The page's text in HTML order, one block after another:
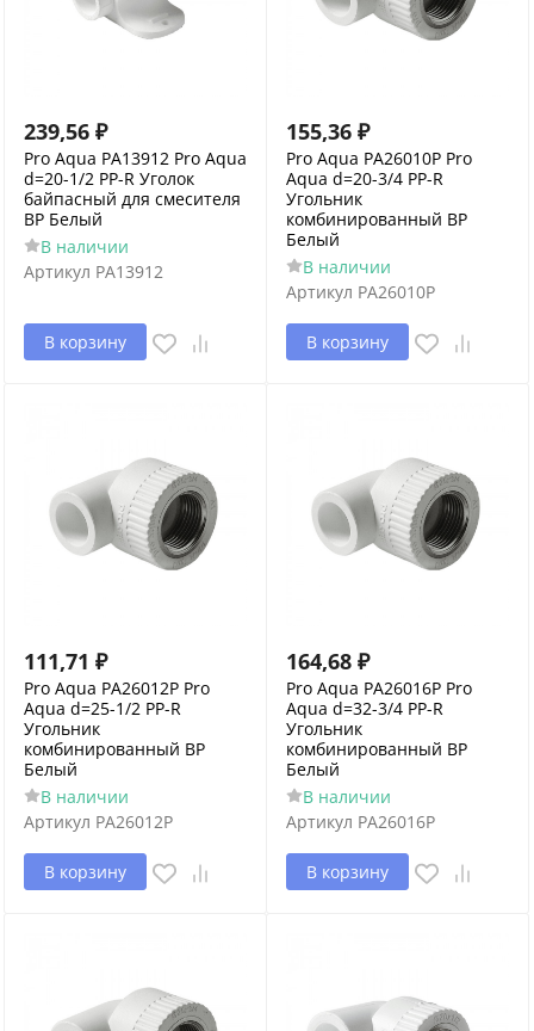
239,56 ₽
Pro Aqua PA13912 Pro Aqua
d=20-1/2 PP-R Уголок
байпасный для смесителя
ВР Белый
В наличии
Артикул PA13912
В корзину
155,36 ₽
Pro Aqua PA26010P Pro
Aqua d=20-3/4 PP-R
Угольник
комбинированный ВР
Белый
В наличии
Артикул PA26010P
В корзину
111,71 ₽
Pro Aqua PA26012P Pro
Aqua d=25-1/2 PP-R
Угольник
комбинированный ВР
Белый
В наличии
Артикул PA26012P
В корзину
164,68 ₽
Pro Aqua PA26016P Pro
Aqua d=32-3/4 PP-R
Угольник
комбинированный ВР
Белый
В наличии
Артикул PA26016P
В корзину